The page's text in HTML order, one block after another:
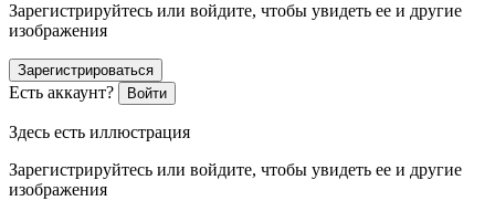
Зарегистрируйтесь или войдите, чтобы увидеть ее и другие
изображения
Зарегистрироваться
Есть аккаунт? Войти
Здесь есть иллюстрация
Зарегистрируйтесь или войдите, чтобы увидеть ее и другие
изображения